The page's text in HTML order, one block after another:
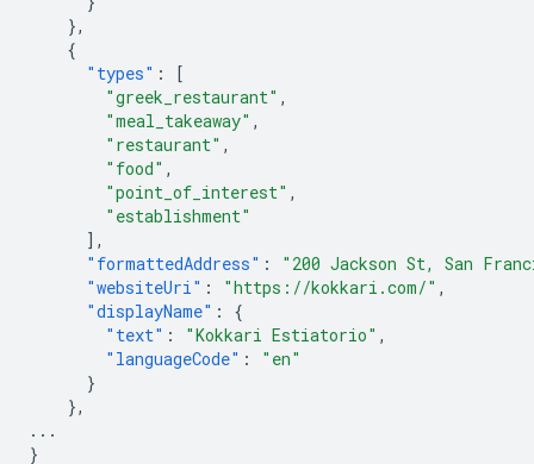
},
{
"types" :
[
"greek_restaurant" ,
"meal_takeaway" ,
"restaurant" ,
"food" ,
"point_of_interest" ,
"establishment"
],
"formattedAddress" :
"200 Jackson St, San
"websiteUri" : "https://kokkari.com/" ,
"displayName" :
{
"text" : "Kokkari Estiatorio" ,
"languageCode" :
"en"
}
},
...
}